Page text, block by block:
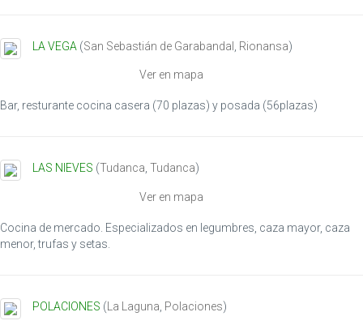
LA VEGA (San Sebastián de Garabandal Rionansa)
Ver en mapa
Bar, resturante cocina casera (70 plazas) y posada (56plazas)
LAS NIEVES (Tudanca, Tudanca)
Ver en mapa
Cocina de mercado. Especializados en legumbres, caza mayor, caza
menor, trufas y setas.
POLACIONES ( La Laguna Polaciones)